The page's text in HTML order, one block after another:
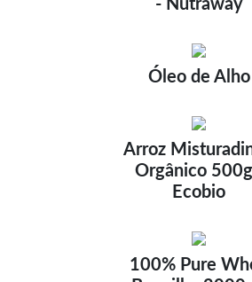
- Nutraway
Óleo de Alho
Arroz
Orgânico
Ecobio
100% Pure